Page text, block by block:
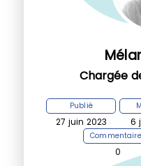
Chargée
Publié
27 juin 2023 6
0